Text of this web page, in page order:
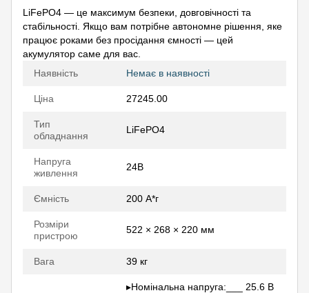
LiFePO4 — це максимум безпеки, довговічності та
стабільності. Якщо вам потрібне автономне рішення, яке
працює роками без просідання ємності — цей
акумулятор саме для вас.
Наявність
Немає в наявності
Ціна 27245.00
Тип
обладнання
LiFePO4
Напруга
живлення
24В
Ємність 200 А*г
Розміри
пристрою
522 × 268 × 220 мм
Вага 39 кг
▸Номінальна напруга:___ 25.6 В